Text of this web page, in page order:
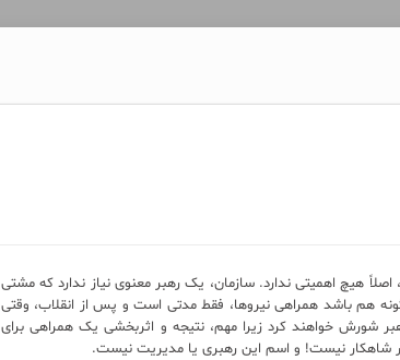
اصلاً هیچ اهمیتی ندارد. سازمان، یک رهبر معنوی نیاز ندارد که مشتی
هم باشد همراهی نیروها، فقط مدتی است و پس از انقلاب، وقتی
شورش خواهند کرد زیرا مهم، نتیجه و اثربخشی یک همراهی برای
شاهکار نیست! و اسم این رهبری یا مدیریت نیست.